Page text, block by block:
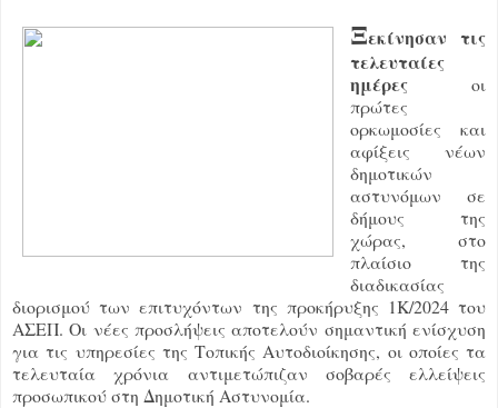
Ξεκίνησαν τις
τελευταίες
ημέρες οι
πρώτες
ορκωμοσίες και
αφίξεις νέων
δημοτικών
αστυνόμων σε
δήμους της
χώρας, στο
πλαίσιο της
διαδικασίας
διορισμού των επιτυχόντων της προκήρυξης 1Κ/2024 του
ΑΣΕΠ. Οι νέες προσλήψεις αποτελούν σημαντική ενίσχυση
για τις υπηρεσίες της Τοπικής Αυτοδιοίκησης, οι οποίες τα
τελευταία χρόνια αντιμετώπιζαν σοβαρές ελλείψεις
προσωπικού στη Δημοτική Αστυνομία.